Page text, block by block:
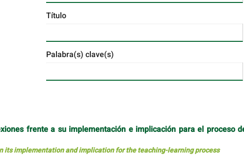
Título
Palabra(s) clave(s)
frente a su implementación e implicación para el proceso
its implementation and implication for the teaching-learning process